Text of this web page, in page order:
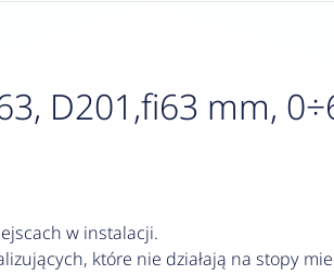
D201,fi63 mm,
w instalacji.
które nie działają na stopy